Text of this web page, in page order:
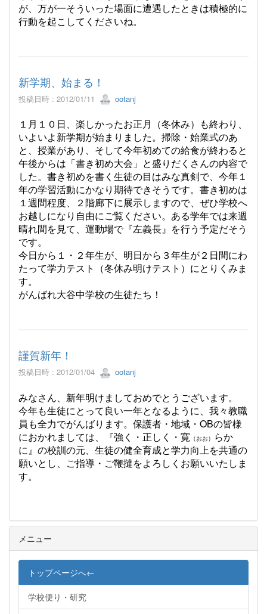
が、万が一そういった場面に遭遇したときは積極的に
行動を起こしてくださいね。
新学期、始まる！
投稿日時 : 2012/01/11 ootanj
１月１０日、楽しかったお正月（冬休み）も終わり、
いよいよ新学期が始まりました。掃除・始業式のあ
と、授業があり、そして今年初めての給食が終わると
午後からは「書き初め大会」と盛りだくさんの内容で
した。書き初めを書く生徒の目はみな真剣で、今年１
年の学習活動にかなり期待できそうです。書き初めは
１週間程度、２階廊下に展示しますので、ぜひ学校へ
お越しになり自由にご覧ください。ある学年では来週
晴れ間を見て、運動場で『左義長』を行う予定だそう
です。
今日から１・２年生が、明日から３年生が２日間にわ
たって学力テスト（冬休み明けテスト）にとりくみま
す。
がんばれ大谷中学校の生徒たち！
謹賀新年！
投稿日時 : 2012/01/04 ootanj
みなさん、新年明けましておめでとうございます。
今年も生徒にとって良い一年となるように、我々教職
員も全力でがんばります。保護者・地域・OBの皆様
におかれましては、『強く・正しく・寛 （おお） らか
に』の校訓の元、生徒の健全育成と学力向上を共通の
願いとし、ご指導・ご鞭撻をよろしくお願いいたしま
す。
メニュー
トップページへ←
学校便り・研究